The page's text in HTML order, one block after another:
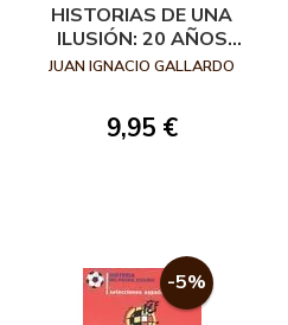
HISTORIAS DE UNA
ILUSIÓN: 20 AÑOS
100 IMÁGENES
JUAN IGNACIO GALLARDO
9,95 €
-5%